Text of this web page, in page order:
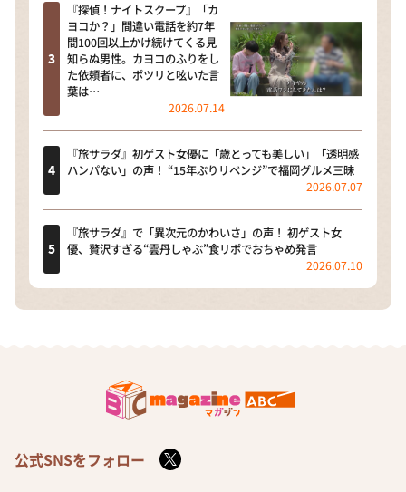
『探偵！ナイトスクープ』「カ
ヨコか？」間違い電話を約7年
間100回以上かけ続けてくる見
知らぬ男性。カヨコのふりをし
た依頼者に、ポツリと呟いた言
葉は…
2026.07.14
『旅サラダ』初ゲスト女優に「歳とっても美しい」「透明感
ハンパない」の声！ “15年ぶりリベンジ”で福岡グルメ三昧
2026.07.07
『旅サラダ』で「異次元のかわいさ」の声！ 初ゲスト女
優、贅沢すぎる“雲丹しゃぶ”食リポでおちゃめ発言
2026.07.10
公式SNSをフォロー